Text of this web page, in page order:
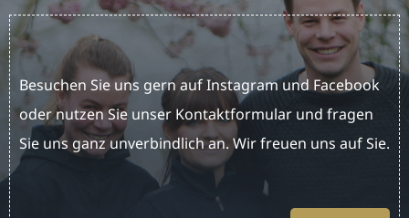
News
Kontakt
Besuchen Sie uns gern auf Instagram und Facebook
oder nutzen Sie unser Kontaktformular und fragen
Sie uns ganz unverbindlich an. Wir freuen uns auf Sie.